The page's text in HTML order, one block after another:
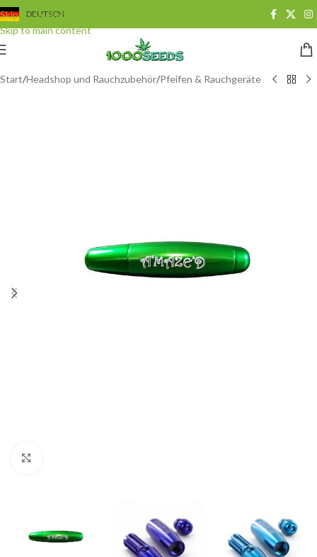
Skip to navigation
Skip to main content
DEUTSCH
Start/Headshop und Rauchzubehör/Pfeifen & Rauchgeräte